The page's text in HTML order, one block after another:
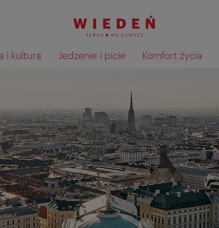
i kultura Jedzenie i picie Komfort życia